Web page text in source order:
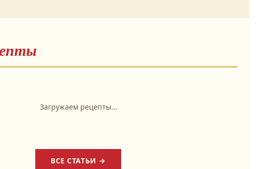
Загружаем рецепты…
ВСЕ СТАТЬИ →